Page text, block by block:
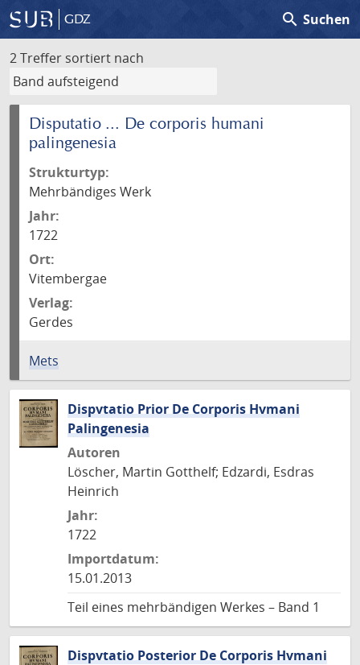
GDZ search Suchen
2 Treffer sortiert nach
Disputatio ... De corporis humani
palingenesia
Strukturtyp:
Mehrbändiges Werk
Jahr:
1722
Ort:
Vitembergae
Verlag:
Gerdes
Mets
Dispvtatio Prior De Corporis Hvmani
Palingenesia
Autoren
Löscher, Martin Gotthelf; Edzardi, Esdras
Heinrich
Jahr:
1722
Importdatum:
15.01.2013
Teil eines mehrbändigen Werkes – Band 1
Dispvtatio Posterior De Corporis Hvmani